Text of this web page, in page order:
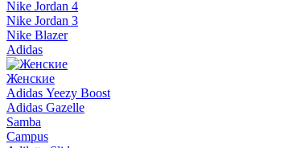
Nike Jordan 4
Nike Jordan 3
Nike Blazer
Adidas
Женские
Adidas Yeezy Boost
Adidas Gazelle
Samba
Campus